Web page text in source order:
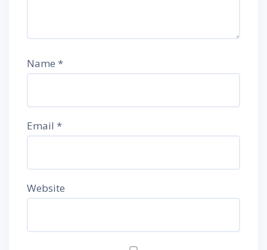
Name *
Email *
Website